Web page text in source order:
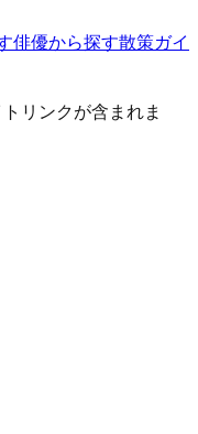
俳優から探す散策ガイ
リンクが含まれま